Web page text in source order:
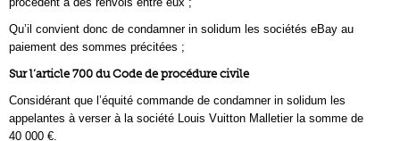
Qu’il convient donc de condamner in solidum les sociétés eBay au
paiement des sommes précitées ;
Sur l’article 700 du Code de procédure civile
Considérant que l’équité commande de condamner in solidum les
appelantes à verser à la société Louis Vuitton Malletier la somme de
40 000 €.